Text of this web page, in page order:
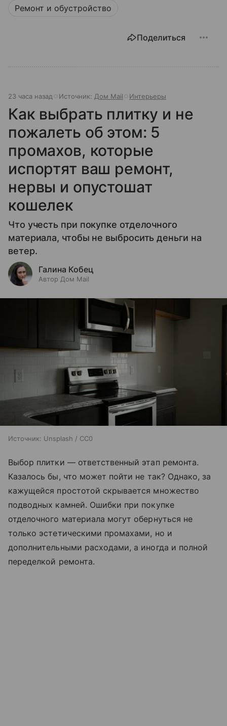
Ремонт и обустройство
Поделиться
23 часа назад Источник: Дом Mail Интерьеры
Как выбрать плитку и не
пожалеть об этом: 5
промахов, которые
испортят ваш ремонт,
нервы и опустошат
кошелек
Что учесть при покупке отделочного
материала, чтобы не выбросить деньги на
ветер.
Галина Кобец
Автор Дом Mail
Источник: Unsplash / CC0
Выбор плитки — ответственный этап ремонта.
Казалось бы, что может пойти не так? Однако, за
кажущейся простотой скрывается множество
подводных камней. Ошибки при покупке
отделочного материала могут обернуться не
только эстетическими промахами, но и
дополнительными расходами, а иногда и полной
переделкой ремонта.